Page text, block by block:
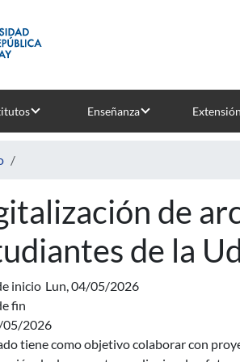
Enseñanza Extensión
de
de la
inicio Lun, 04/05/2026
fin
05/2026
tiene como objetivo colaborar con